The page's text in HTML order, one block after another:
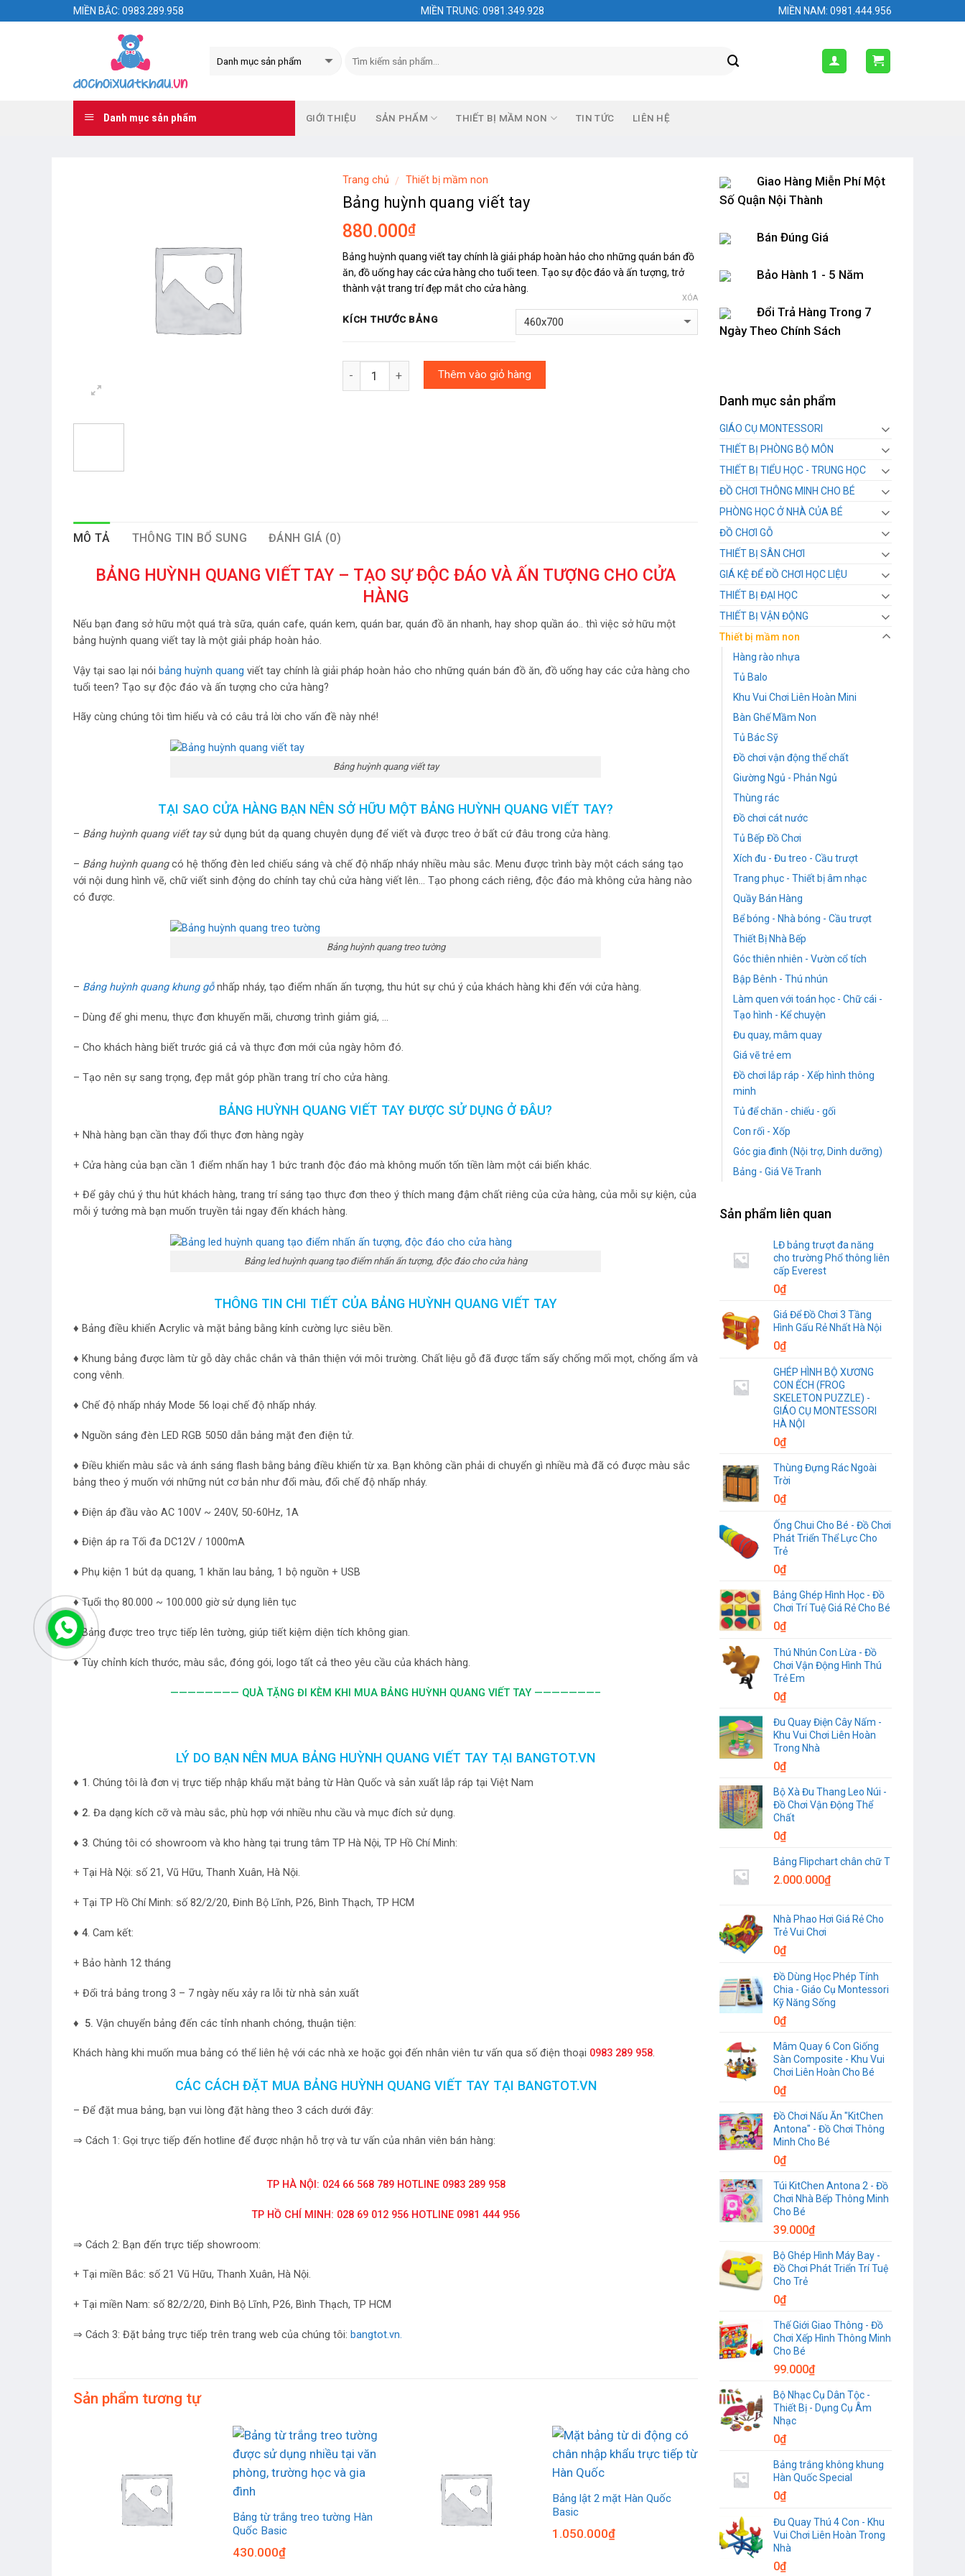
MIỀN BẮC: 0983.289.958 MIỀN TRUNG: 0981.349.928 MIỀN NAM: 0981.444.956
Danh mục sản phẩm GIỚI THIỆU SẢN PHẨM THIẾT BỊ MẦM NON TIN TỨC LIÊN HỆ
Trang chủ / Thiết bị mầm non
Bảng huỳnh quang viết tay
880.000₫
Bảng huỳnh quang viết tay chính là giải pháp hoàn hảo cho những quán bán đồ
ăn, đồ uống hay các cửa hàng cho tuổi teen. Tạo sự độc đáo và ấn tượng, trở
thành vật trang trí đẹp mắt cho cửa hàng.
KÍCH THƯỚC BẢNG
XÓA
Thêm vào giỏ hàng
MÔ TẢ THÔNG TIN BỔ SUNG ĐÁNH GIÁ (0)
BẢNG HUỲNH QUANG VIẾT TAY – TẠO SỰ ĐỘC ĐÁO VÀ ẤN TƯỢNG CHO CỬA
HÀNG
Nếu bạn đang sở hữu một quá trà sữa, quán cafe, quán kem, quán bar, quán đồ ăn nhanh, hay shop quần áo.. thì việc sở hữu một
bảng huỳnh quang viết tay là một giải pháp hoàn hảo.
Vậy tại sao lại nói bảng huỳnh quang viết tay chính là giải pháp hoàn hảo cho những quán bán đồ ăn, đồ uống hay các cửa hàng cho
tuổi teen? Tạo sự độc đáo và ấn tượng cho cửa hàng?
Hãy cùng chúng tôi tìm hiểu và có câu trả lời cho vấn đề này nhé!
Bảng huỳnh quang viết tay
TẠI SAO CỬA HÀNG BẠN NÊN SỞ HỮU MỘT BẢNG HUỲNH QUANG VIẾT TAY?
– Bảng huỳnh quang viết taysử dụng bút dạ quang chuyên dụng để viết và được treo ở bất cứ đâu trong cửa hàng.
– Bảng huỳnh quangcó hệ thống đèn led chiếu sáng và chế độ nhấp nháy nhiều màu sắc. Menu được trình bày một cách sáng tạo
với nội dung hình vẽ, chữ viết sinh động do chính tay chủ cửa hàng viết lên… Tạo phong cách riêng, độc đáo mà không cửa hàng nào
có được.
Bảng huỳnh quang treo tường
– Bảng huỳnh quang khung gỗnhấp nháy, tạo điểm nhấn ấn tượng, thu hút sự chú ý của khách hàng khi đến với cửa hàng.
– Dùng để ghi menu, thực đơn khuyến mãi, chương trình giảm giá, …
– Cho khách hàng biết trước giá cả và thực đơn mới của ngày hôm đó.
– Tạo nên sự sang trọng, đẹp mắt góp phần trang trí cho cửa hàng.
BẢNG HUỲNH QUANG VIẾT TAY ĐƯỢC SỬ DỤNG Ở ĐÂU?
+ Nhà hàng bạn cần thay đổi thực đơn hàng ngày
+ Cửa hàng của bạn cần 1 điểm nhấn hay 1 bức tranh độc đáo mà không muốn tốn tiền làm một cái biển khác.
+ Để gây chú ý thu hút khách hàng, trang trí sáng tạo thực đơn theo ý thích mang đậm chất riêng của cửa hàng, của mỗi sự kiện, của
mỗi ý tưởng mà bạn muốn truyền tải ngay đến khách hàng.
Bảng led huỳnh quang tạo điểm nhấn ấn tượng, độc đáo cho cửa hàng
THÔNG TIN CHI TIẾT CỦA BẢNG HUỲNH QUANG VIẾT TAY
♦ Bảng điều khiển Acrylic và mặt bảng bằng kính cường lực siêu bền.
♦ Khung bảng được làm từ gỗ dày chắc chắn và thân thiện với môi trường. Chất liệu gỗ đã được tẩm sấy chống mối mọt, chống ẩm và
cong vênh.
♦ Chế độ nhấp nháy Mode 56 loại chế độ nhấp nháy.
♦ Nguồn sáng đèn LED RGB 5050 dẫn bảng mặt đen điện tử.
♦ Điều khiển màu sắc và ánh sáng flash bằng bảng điều khiển từ xa. Bạn không cần phải di chuyển gì nhiều mà đã có được màu sắc
bảng theo ý muốn với những nút cơ bản như đổi màu, đổi chế độ nhấp nháy.
♦ Điện áp đầu vào AC 100V ~ 240V, 50-60Hz, 1A
♦ Điện áp ra Tối đa DC12V / 1000mA
♦ Phụ kiện 1 bút dạ quang, 1 khăn lau bảng, 1 bộ nguồn + USB
♦ Tuổi thọ 80.000 ~ 100.000 giờ sử dụng liên tục
♦ Bảng được treo trực tiếp lên tường, giúp tiết kiệm diện tích không gian.
♦ Tùy chỉnh kích thước, màu sắc, đóng gói, logo tất cả theo yêu cầu của khách hàng.
———————— QUÀ TẶNG ĐI KÈM KHI MUA BẢNG HUỲNH QUANG VIẾT TAY ———————–
LÝ DO BẠN NÊN MUA BẢNG HUỲNH QUANG VIẾT TAY TẠI BANGTOT.VN
♦ 1 . Chúng tôi là đơn vị trực tiếp nhập khẩu mặt bảng từ Hàn Quốc và sản xuất lắp ráp tại Việt Nam
♦ 2. Đa dạng kích cỡ và màu sắc, phù hợp với nhiều nhu cầu và mục đích sử dụng.
♦ 3. Chúng tôi có showroom và kho hàng tại trung tâm TP Hà Nội, TP Hồ Chí Minh:
+ Tại Hà Nội: số 21, Vũ Hữu, Thanh Xuân, Hà Nội.
+ Tại TP Hồ Chí Minh: số 82/2/20, Đinh Bộ Lĩnh, P26, Bình Thạch, TP HCM
♦ 4. Cam kết:
+ Bảo hành 12 tháng
+ Đổi trả bảng trong 3 – 7 ngày nếu xảy ra lỗi từ nhà sản xuất
♦ 5. Vận chuyển bảng đến các tỉnh nhanh chóng, thuận tiện:
Khách hàng khi muốn mua bảng có thể liên hệ với các nhà xe hoặc gọi đến nhân viên tư vấn qua số điện thoại 0983 289 958.
CÁC CÁCH ĐẶT MUA BẢNG HUỲNH QUANG VIẾT TAY TẠI BANGTOT.VN
– Để đặt mua bảng, bạn vui lòng đặt hàng theo 3 cách dưới đây:
⇒ Cách 1: Gọi trực tiếp đến hotline để được nhận hỗ trợ và tư vấn của nhân viên bán hàng:
TP HÀ NỘI: 024 66 568 789 HOTLINE 0983 289 958
TP HỒ CHÍ MINH: 028 69 012 956 HOTLINE 0981 444 956
⇒ Cách 2: Bạn đến trực tiếp showroom:
+ Tại miền Bắc: số 21 Vũ Hữu, Thanh Xuân, Hà Nội.
+ Tại miền Nam: số 82/2/20, Đinh Bộ Lĩnh, P26, Bình Thạch, TP HCM
⇒ Cách 3: Đặt bảng trực tiếp trên trang web của chúng tôi: bangtot.vn.
Sản phẩm tương tự
Bảng từ trắng treo tường Hàn
Quốc Basic
430.000₫
Bảng lật 2 mặt Hàn Quốc
Basic
1.050.000₫
Giao Hàng Miễn Phí Một
Số Quận Nội Thành
Bán Đúng Giá
Bảo Hành 1 - 5 Năm
Đổi Trả Hàng Trong 7
Ngày Theo Chính Sách
Danh mục sản phẩm
GIÁO CỤ MONTESSORI
THIẾT BỊ PHÒNG BỘ MÔN
THIẾT BỊ TIỂU HỌC - TRUNG HỌC
ĐỒ CHƠI THÔNG MINH CHO BÉ
PHÒNG HỌC Ở NHÀ CỦA BÉ
ĐỒ CHƠI GỖ
THIẾT BỊ SÂN CHƠI
GIÁ KỆ ĐỂ ĐỒ CHƠI HỌC LIỆU
THIẾT BỊ ĐẠI HỌC
THIẾT BỊ VẬN ĐỘNG
Thiết bị mầm non
Hàng rào nhựa
Tủ Balo
Khu Vui Chơi Liên Hoàn Mini
Bàn Ghế Mầm Non
Tủ Bác Sỹ
Đồ chơi vận động thể chất
Giường Ngủ - Phản Ngủ
Thùng rác
Đồ chơi cát nước
Tủ Bếp Đồ Chơi
Xích đu - Đu treo - Cầu trượt
Trang phục - Thiết bị âm nhạc
Quầy Bán Hàng
Bể bóng - Nhà bóng - Cầu trượt
Thiết Bị Nhà Bếp
Góc thiên nhiên - Vườn cổ tích
Bập Bênh - Thú nhún
Làm quen với toán học - Chữ cái -
Tạo hình - Kể chuyện
Đu quay, mâm quay
Giá vẽ trẻ em
Đồ chơi lắp ráp - Xếp hình thông
minh
Tủ để chăn - chiếu - gối
Con rối - Xốp
Góc gia đình (Nội trợ, Dinh dưỡng)
Bảng - Giá Vẽ Tranh
Sản phẩm liên quan
LĐ bảng trượt đa năng
cho trường Phổ thông liên
cấp Everest
0₫
Giá Để Đồ Chơi 3 Tầng
Hình Gấu Rẻ Nhất Hà Nội
0₫
GHÉP HÌNH BỘ XƯƠNG
CON ẾCH (FROG
SKELETON PUZZLE) -
GIÁO CỤ MONTESSORI
HÀ NỘI
0₫
Thùng Đựng Rác Ngoài
Trời
0₫
Ống Chui Cho Bé - Đồ Chơi
Phát Triển Thể Lực Cho
Trẻ
0₫
Bảng Ghép Hình Học - Đồ
Chơi Trí Tuệ Giá Rẻ Cho Bé
0₫
Thú Nhún Con Lừa - Đồ
Chơi Vận Động Hình Thú
Trẻ Em
0₫
Đu Quay Điện Cây Nấm -
Khu Vui Chơi Liên Hoàn
Trong Nhà
0₫
Bộ Xà Đu Thang Leo Núi -
Đồ Chơi Vận Động Thể
Chất
0₫
Bảng Flipchart chân chữ T
2.000.000₫
Nhà Phao Hơi Giá Rẻ Cho
Trẻ Vui Chơi
0₫
Đồ Dùng Học Phép Tính
Chia - Giáo Cụ Montessori
Kỹ Năng Sống
0₫
Mâm Quay 6 Con Giống
Sàn Composite - Khu Vui
Chơi Liên Hoàn Cho Bé
0₫
Đồ Chơi Nấu Ăn "KitChen
Antona" - Đồ Chơi Thông
Minh Cho Bé
0₫
Túi KitChen Antona 2 - Đồ
Chơi Nhà Bếp Thông Minh
Cho Bé
39.000₫
Bộ Ghép Hình Máy Bay -
Đồ Chơi Phát Triển Trí Tuệ
Cho Trẻ
0₫
Thế Giới Giao Thông - Đồ
Chơi Xếp Hình Thông Minh
Cho Bé
99.000₫
Bộ Nhạc Cụ Dân Tộc -
Thiết Bị - Dụng Cụ Âm
Nhạc
0₫
Bảng trắng không khung
Hàn Quốc Special
0₫
Đu Quay Thú 4 Con - Khu
Vui Chơi Liên Hoàn Trong
Nhà
0₫